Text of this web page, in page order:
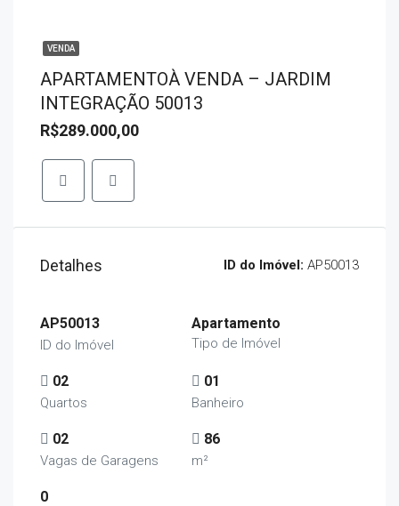
VENDA
APARTAMENTOÀ VENDA – JARDIM
INTEGRAÇÃO 50013
R$289.000,00
Detalhes ID do Imóvel: AP50013
AP50013
ID do Imóvel
Apartamento
Tipo de Imóvel
02
Quartos
01
Banheiro
02
Vagas de Garagens
86
m²
0